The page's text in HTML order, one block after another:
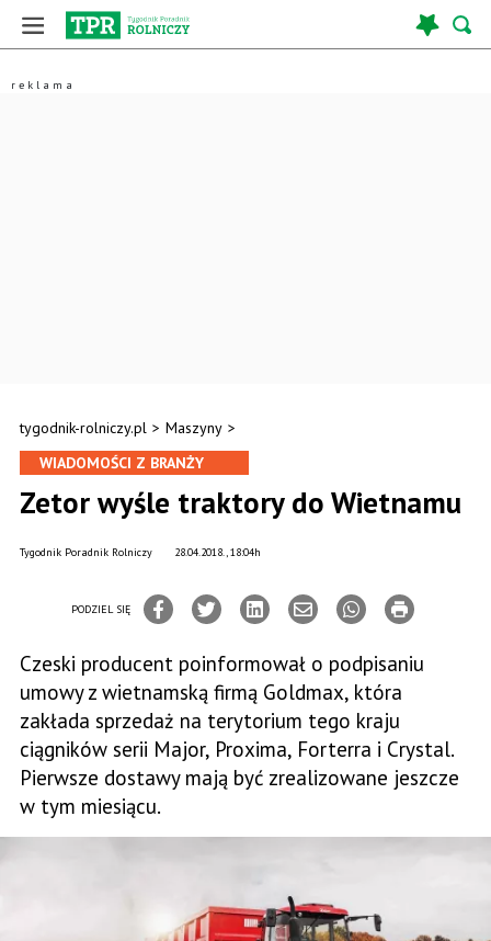
tygodnik-rolniczy.pl > Maszyny >
WIADOMOŚCI Z BRANŻY
Zetor wyśle traktory do Wietnamu
28.04.2018., 18:04h
Tygodnik Poradnik Rolniczy
PODZIEL SIĘ
Czeski producent poinformował o podpisaniu
umowy z wietnamską firmą Goldmax, która
zakłada sprzedaż na terytorium tego kraju
ciągników serii Major, Proxima, Forterra i Crystal.
Pierwsze dostawy mają być zrealizowane jeszcze
w tym miesiącu.